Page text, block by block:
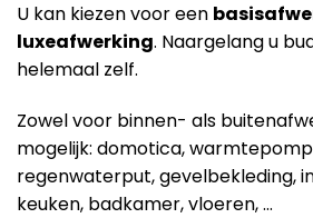
U kan kiezen voor een
luxeafwerking. Naargelang u
helemaal zelf.
Zowel voor binnen- als
mogelijk: domotica,
regenwaterput, gevelbekleding,
keuken, badkamer, vloeren, …